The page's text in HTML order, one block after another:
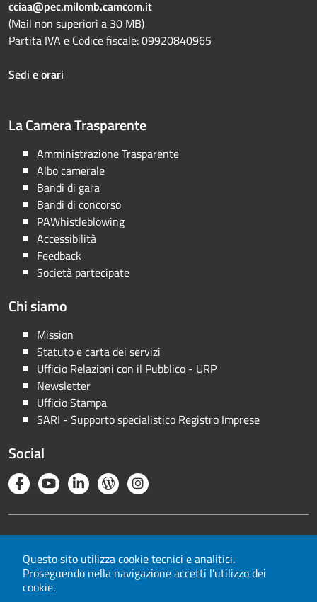
Questo sito utilizza cookie tecnici e analitici.
Proseguendo nella navigazione accetti l’utilizzo dei
cookie.
cciaa@pec.milomb.camcom.it
(Mail non superiori a 30 MB)
Partita IVA e Codice fiscale: 09920840965
Sedi e orari
La Camera Trasparente
Amministrazione Trasparente
Albo camerale
Bandi di gara
Bandi di concorso
PAWhistleblowing
Accessibilità
Feedback
Società partecipate
Chi siamo
Mission
Statuto e carta dei servizi
Ufficio Relazioni con il Pubblico - URP
Newsletter
Ufficio Stampa
SARI - Supporto specialistico Registro Imprese
Social
Note legali
Privacy
Cookie
Mappa del sito